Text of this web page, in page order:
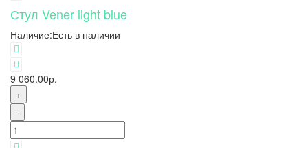
Стул Vener light blue
Наличие:Есть в наличии
9 060.00р.
+
-